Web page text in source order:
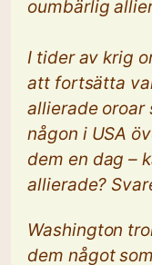
oumbärlig
I tider av krig
att fortsätta
allierade oroar
någon i USA
dem en dag –
allierade?
Washington
dem något